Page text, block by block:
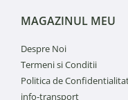
MAGAZINUL MEU
Despre Noi
Termeni si Conditii
Politica de
info-transport